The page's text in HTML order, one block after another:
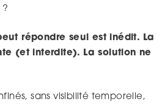
?
répondre seul est inédit. La
(et interdite). La solution ne
sans visibilité temporelle,